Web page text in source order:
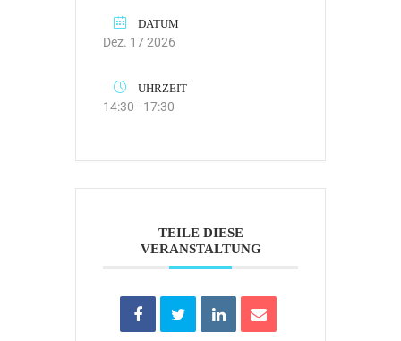
DATUM
Dez. 17 2026
UHRZEIT
14:30 - 17:30
TEILE DIESE
VERANSTALTUNG